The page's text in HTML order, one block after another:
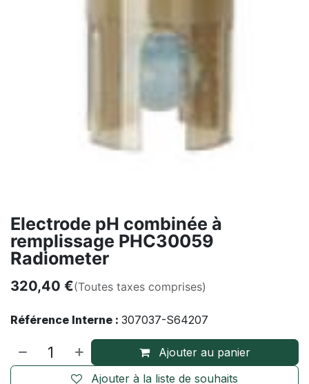
Electrode pH combinée à
remplissage PHC30059
Radiometer
320,40 €(Toutes taxes comprises)
Référence Interne : 307037-S64207
Ajouter au panier
Ajouter à la liste de souhaits